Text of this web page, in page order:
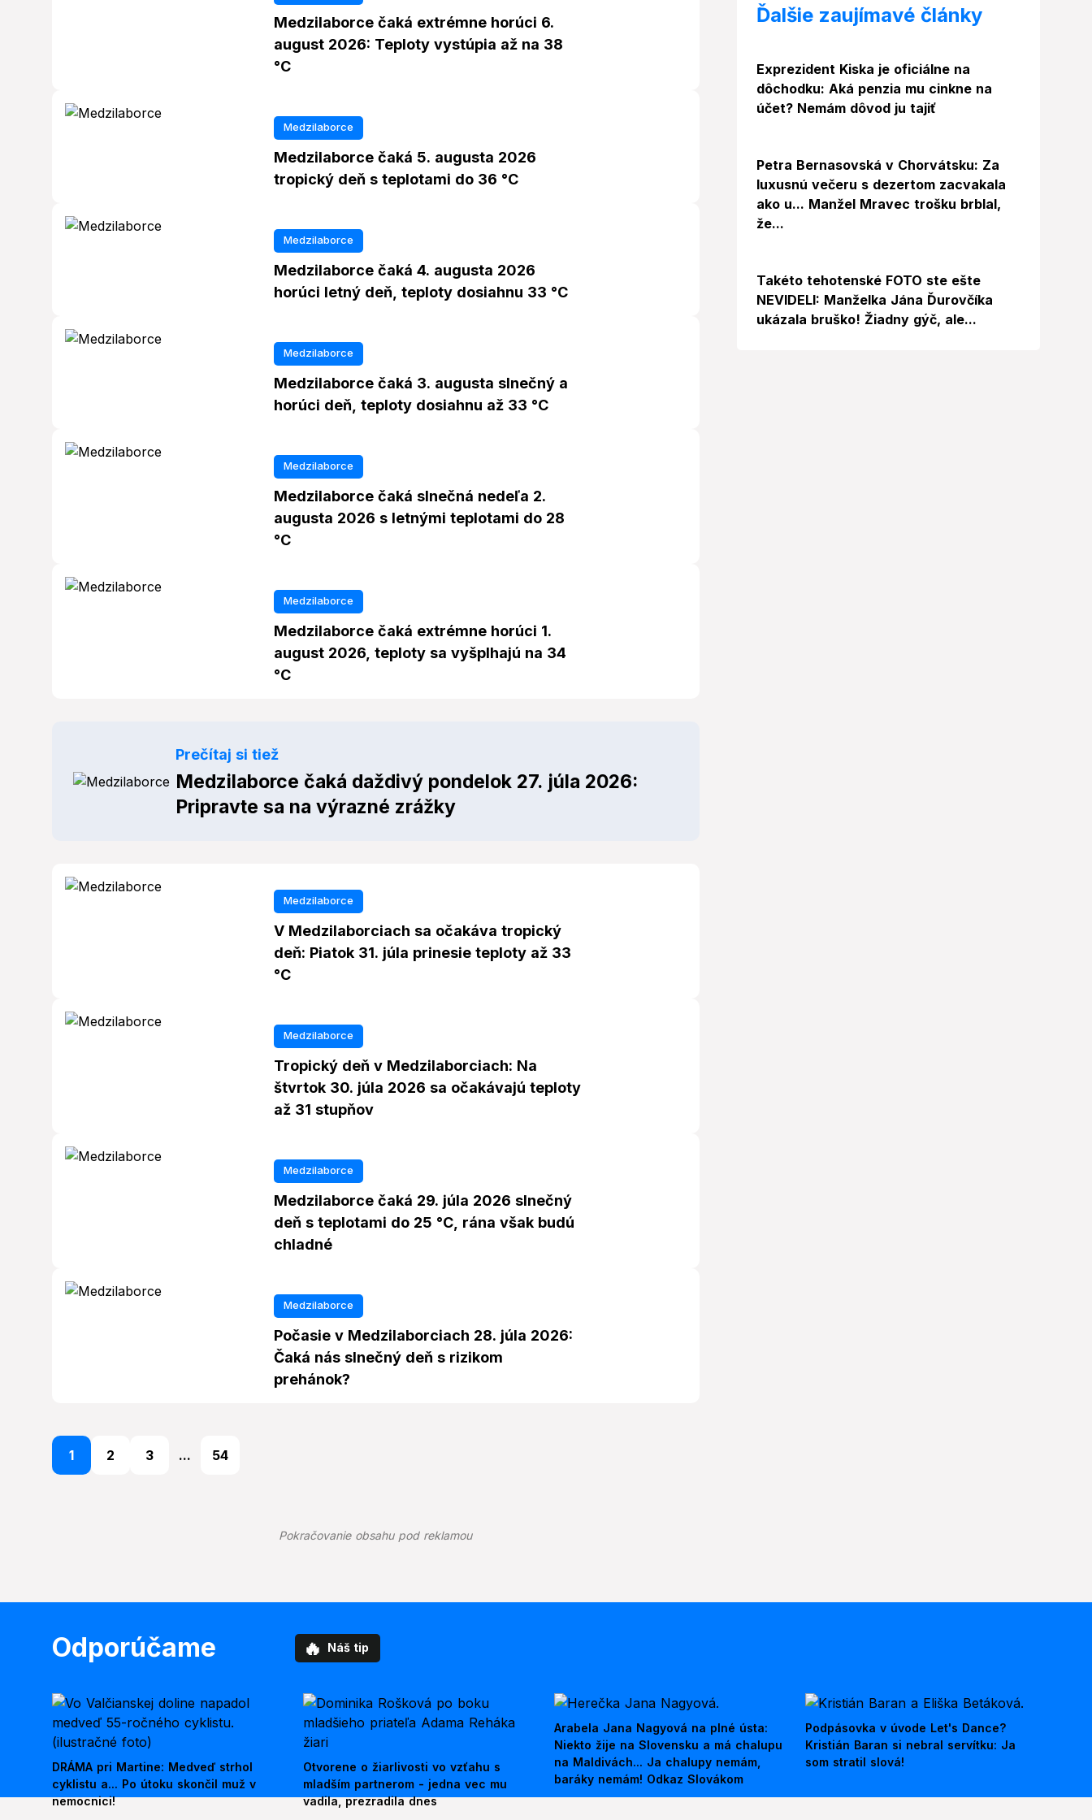
Medzilaborce čaká extrémne horúci 6.
august 2026: Teploty vystúpia až na 38
°C
Medzilaborce
Medzilaborce čaká 5. augusta 2026
tropický deň s teplotami do 36 °C
Medzilaborce
Medzilaborce čaká 4. augusta 2026
horúci letný deň, teploty dosiahnu 33 °C
Medzilaborce
Medzilaborce čaká 3. augusta slnečný a
horúci deň, teploty dosiahnu až 33 °C
Medzilaborce
Medzilaborce čaká slnečná nedeľa 2.
augusta 2026 s letnými teplotami do 28
°C
Medzilaborce
Medzilaborce čaká extrémne horúci 1.
august 2026, teploty sa vyšplhajú na 34
°C
Prečítaj si tiež
Medzilaborce čaká daždivý pondelok 27. júla 2026:
Pripravte sa na výrazné zrážky
Medzilaborce
V Medzilaborciach sa očakáva tropický
deň: Piatok 31. júla prinesie teploty až 33
°C
Medzilaborce
Tropický deň v Medzilaborciach: Na
štvrtok 30. júla 2026 sa očakávajú teploty
až 31 stupňov
Medzilaborce
Medzilaborce čaká 29. júla 2026 slnečný
deň s teplotami do 25 °C, rána však budú
chladné
Medzilaborce
Počasie v Medzilaborciach 28. júla 2026:
Čaká nás slnečný deň s rizikom
prehánok?
1 2 3 ... 54
Pokračovanie obsahu pod reklamou
Ďalšie zaujímavé články
Exprezident Kiska je oficiálne na
dôchodku: Aká penzia mu cinkne na
účet? Nemám dôvod ju tajiť
Video
Petra Bernasovská v Chorvátsku: Za
luxusnú večeru s dezertom zacvakala
ako u... Manžel Mravec trošku brblal,
že...
Takéto tehotenské FOTO ste ešte
NEVIDELI: Manželka Jána Ďurovčíka
ukázala bruško! Žiadny gýč, ale...
Odporúčame 🔥 Náš tip
DRÁMA pri Martine: Medveď strhol
cyklistu a... Po útoku skončil muž v
nemocnici!
Otvorene o žiarlivosti vo vzťahu s
mladším partnerom - jedna vec mu
vadila, prezradila dnes
Arabela Jana Nagyová na plné ústa:
Niekto žije na Slovensku a má chalupu
na Maldivách... Ja chalupy nemám,
baráky nemám! Odkaz Slovákom
Podpásovka v úvode Let's Dance?
Kristián Baran si nebral servítku: Ja
som stratil slová!